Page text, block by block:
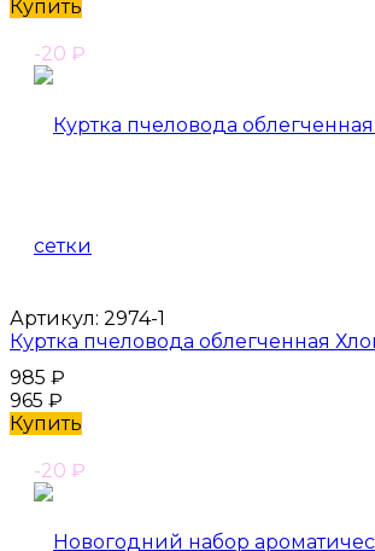
Купить
-20 ₽
Артикул: 2974-1
Куртка пчеловода облегченная
985 ₽
965 ₽
Купить
-20 ₽